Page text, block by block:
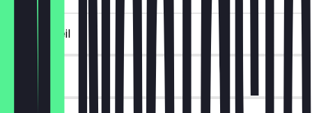
~2 € Vorteil
14 Tage